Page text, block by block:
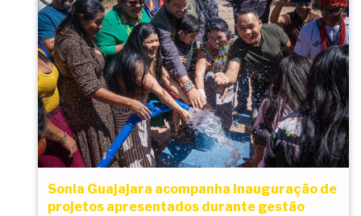
Sonia Guajajara acompanha inauguração de
projetos apresentados durante gestão